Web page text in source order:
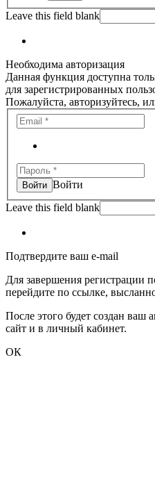
Leave this field blank
Необходима авторизация
Данная функция доступна
для зарегистрированных
Пожалуйста, авторизуйтесь,
Войти
Leave this field blank
Подтвердите ваш e-mail
Для завершения регистрации
перейдите по ссылке,
После этого будет создан ваш
сайт и в личный кабинет.
ОК